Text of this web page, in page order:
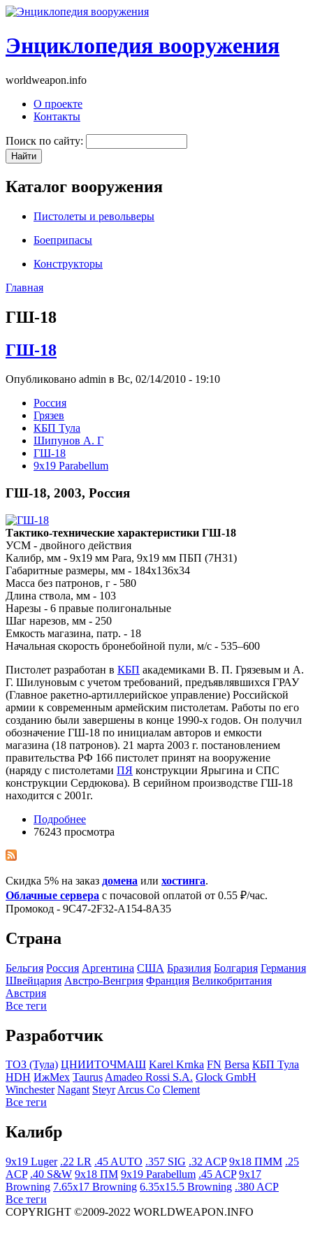
Энциклопедия вооружения
worldweapon.info
О проекте
Контакты
Поиск по сайту:
Каталог вооружения
Пистолеты и револьверы
Боеприпасы
Конструкторы
Главная
ГШ-18
ГШ-18
Опубликовано admin в Вс, 02/14/2010 - 19:10
Росcия
Грязев
КБП Тула
Шипунов А. Г
ГШ-18
9x19 Parabellum
ГШ-18, 2003, Россия
Тактико-технические характеристики ГШ-18
УСМ - двойного действия
Калибр, мм - 9х19 мм Para, 9x19 мм ПБП (7Н31)
Габаритные размеры, мм - 184x136x34
Масса без патронов, г - 580
Длина ствола, мм - 103
Нарезы - 6 правые полигональные
Шаг нарезов, мм - 250
Емкость магазина, патр. - 18
Начальная скорость бронебойной пули, м/с - 535–600
Пистолет разработан в КБП академиками В. П. Грязевым и А.
Г. Шилуновым с учетом требований, предъявлявшихся ГРАУ
(Главное ракетно-артиллерийское управление) Российской
армии к современным армейским пистолетам. Работы по его
созданию были завершены в конце 1990-х годов. Он получил
обозначение ГШ-18 по инициалам авторов и емкости
магазина (18 патронов). 21 марта 2003 г. постановлением
правительства РФ 166 пистолет принят на вооружение
(наряду с пистолетами ПЯ конструкции Ярыгина и СПС
конструкции Сердюкова). В серийном производстве ГШ-18
находится с 2001г.
Подробнее
76243 просмотра
Скидка 5% на заказ домена или хостинга.
Облачные сервера с почасовой оплатой от 0.55 ₽/час.
Промокод - 9C47-2F32-A154-8A35
Страна
Бельгия Росcия Аргентина США Бразилия Болгария Германия
Швейцария Австро-Венгрия Франция Великобритания
Австрия
Все теги
Разработчик
ТОЗ (Тула) ЦНИИТОЧМАШ Karel Krnka FN Bersa КБП Тула
HDH ИжМех TaurusAmadeo Rossi S.A. Glock GmbH
Winchester Nagant SteyrArcus Co Clement
Все теги
Калибр
9x19 Luger .22 LR .45 AUTO .357 SIG .32 ACP 9x18 ПММ .25
ACP .40 S&W 9x18 ПМ 9x19 Parabellum .45 ACP 9x17
Browning 7.65x17 Browning 6.35x15.5 Browning .380 ACP
Все теги
COPYRIGHT ©2009-2022 WORLDWEAPON.INFO